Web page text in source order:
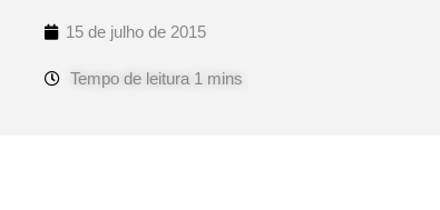
15 de julho de 2015